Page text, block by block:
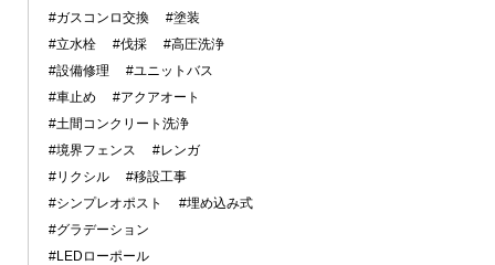
#ガスコンロ交換
#塗装
#立水栓
#伐採
#高圧洗浄
#設備修理
#ユニットバス
#車止め
#アクアオート
#土間コンクリート洗浄
#境界フェンス
#レンガ
#リクシル
#移設工事
#シンプレオポスト
#埋め込み式
#グラデーション
#LEDローポール